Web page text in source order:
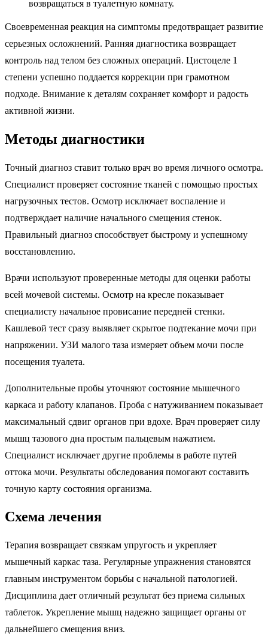
возвращаться в туалетную комнату.
Своевременная реакция на симптомы предотвращает развитие
серьезных осложнений. Ранняя диагностика возвращает
контроль над телом без сложных операций. Цистоцеле 1
степени успешно поддается коррекции при грамотном
подходе. Внимание к деталям сохраняет комфорт и радость
активной жизни.
Методы диагностики
Точный диагноз ставит только врач во время личного осмотра.
Специалист проверяет состояние тканей с помощью простых
нагрузочных тестов. Осмотр исключает воспаление и
подтверждает наличие начального смещения стенок.
Правильный диагноз способствует быстрому и успешному
восстановлению.
Врачи используют проверенные методы для оценки работы
всей мочевой системы. Осмотр на кресле показывает
специалисту начальное провисание передней стенки.
Кашлевой тест сразу выявляет скрытое подтекание мочи при
напряжении. УЗИ малого таза измеряет объем мочи после
посещения туалета.
Дополнительные пробы уточняют состояние мышечного
каркаса и работу клапанов. Проба с натуживанием показывает
максимальный сдвиг органов при вдохе. Врач проверяет силу
мышц тазового дна простым пальцевым нажатием.
Специалист исключает другие проблемы в работе путей
оттока мочи. Результаты обследования помогают составить
точную карту состояния организма.
Схема лечения
Терапия возвращает связкам упругость и укрепляет
мышечный каркас таза. Регулярные упражнения становятся
главным инструментом борьбы с начальной патологией.
Дисциплина дает отличный результат без приема сильных
таблеток. Укрепление мышц надежно защищает органы от
дальнейшего смещения вниз.